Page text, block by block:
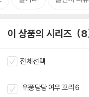
이 상품의 시리즈 8
전체선택
위풍당당 여우 꼬리 6